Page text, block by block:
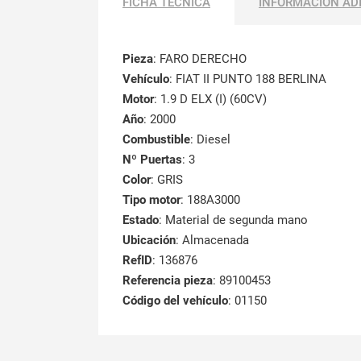
Pieza: FARO DERECHO
Vehículo: FIAT II PUNTO 188 BERLINA
Motor: 1.9 D ELX (I) (60CV)
Año: 2000
Combustible: Diesel
Nº Puertas: 3
Color: GRIS
Tipo motor: 188A3000
Estado: Material de segunda mano
Ubicación: Almacenada
RefID: 136876
Referencia pieza: 89100453
Código del vehículo: 01150